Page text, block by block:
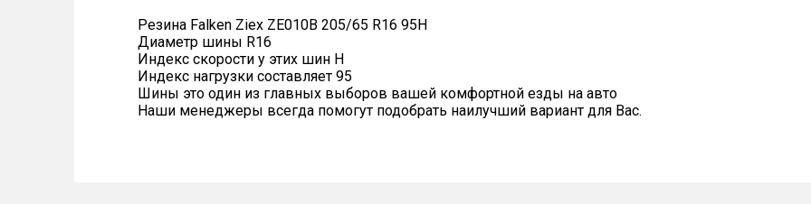
Резина Falken Ziex ZE010B 205/65 R16 95H
Диаметр шины R16
Индекс скорости у этих шин H
Индекс нагрузки составляет 95
Шины это один из главных выборов вашей комфортной езды на авто
Наши менеджеры всегда помогут подобрать наилучший вариант для Вас.